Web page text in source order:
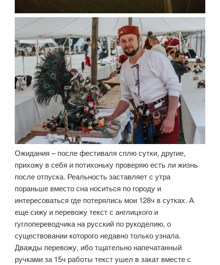
Ожидания – после фестиваля сплю сутки, другие,
прихожу в себя и потихоньку проверяю есть ли жизнь
после отпуска. Реальность заставляет с утра
пораньше вместо сна носиться по городу и
интересоваться где потерялись мои 128ч в сутках. А
еще сижу и перевожу текст с англицкого и
гуглопереводчика на русский по рукоделию, о
существовании которого недавно только узнала.
Дважды перевожу, ибо тщательно напечатанный
ручками за 15ч работы текст ушел в закат вместе с